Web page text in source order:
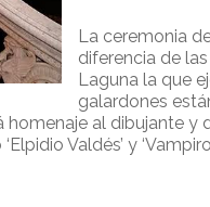
La ceremonia
diferencia de
Laguna la que
galardones
al dibujante
Valdés’ y